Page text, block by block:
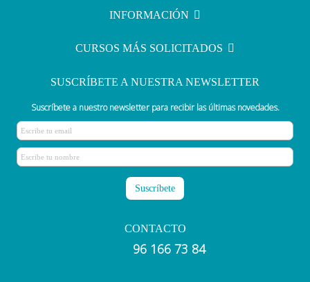
INFORMACIÓN
CURSOS MÁS SOLICITADOS
SUSCRÍBETE A NUESTRA NEWSLETTER
Suscríbete a nuestro newsletter para recibir las últimas novedades.
CONTACTO
96 166 73 84